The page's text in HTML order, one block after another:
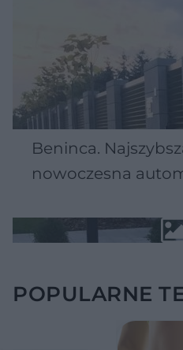
Beninca.
nowoczesna
POPULARNE